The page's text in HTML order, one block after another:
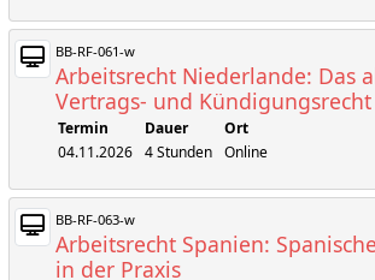
BB-RF-061-w
Arbeitsrecht Niederlande: Das
Vertrags- und
Termin Dauer
Ort
04.11.2026
4 Stunden Online
BB-RF-063-w
Arbeitsrecht Spanien:
in der Praxis